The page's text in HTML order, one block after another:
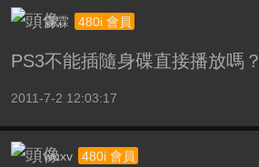
霖霖 480i 會員
PS3不能插隨身碟直接播放嗎？
2011-7-2 12:03:17
wuxv 480i 會員